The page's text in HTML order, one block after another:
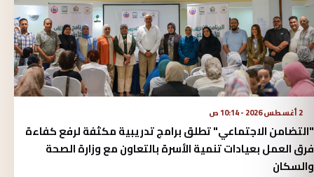
2 أغسطس 2026 - 10:14 ص
"التضامن الاجتماعي" تطلق برامج تدريبية مكثفة لرفع كفاءة
فرق العمل بعيادات تنمية الأسرة بالتعاون مع وزارة الصحة
والسكان